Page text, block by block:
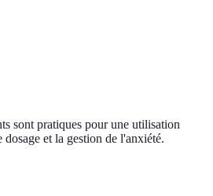
sont pratiques pour une utilisation
et la gestion de l'anxiété.